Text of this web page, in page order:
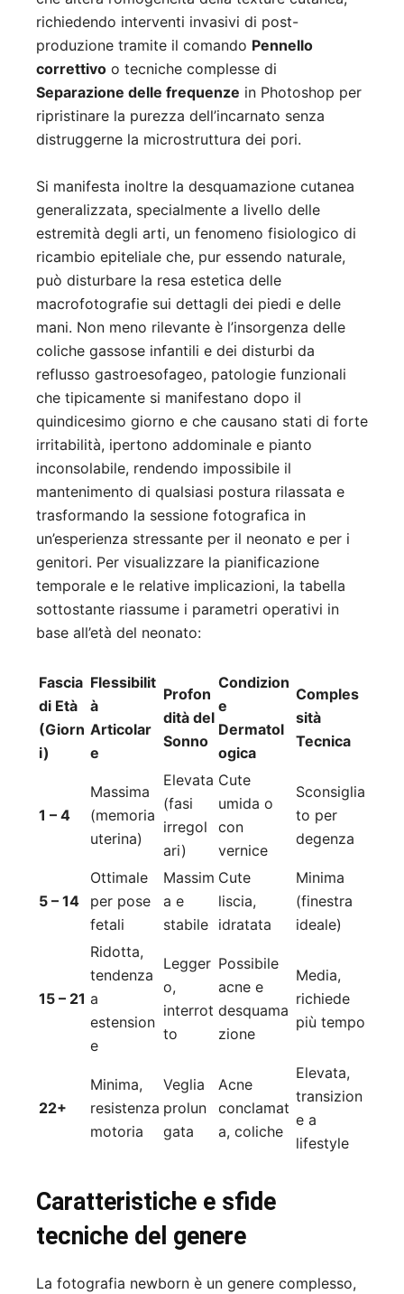
richiedendo interventi invasivi di post-
produzione tramite il comando Pennello
correttivo o tecniche complesse di
Separazione delle frequenze in Photoshop per
ripristinare la purezza dell’incarnato senza
distruggerne la microstruttura dei pori.
Si manifesta inoltre la desquamazione cutanea
generalizzata, specialmente a livello delle
estremità degli arti, un fenomeno fisiologico di
ricambio epiteliale che, pur essendo naturale,
può disturbare la resa estetica delle
macrofotografie sui dettagli dei piedi e delle
mani. Non meno rilevante è l’insorgenza delle
coliche gassose infantili e dei disturbi da
reflusso gastroesofageo, patologie funzionali
che tipicamente si manifestano dopo il
quindicesimo giorno e che causano stati di forte
irritabilità, ipertono addominale e pianto
inconsolabile, rendendo impossibile il
mantenimento di qualsiasi postura rilassata e
trasformando la sessione fotografica in
un’esperienza stressante per il neonato e per i
genitori. Per visualizzare la pianificazione
temporale e le relative implicazioni, la tabella
sottostante riassume i parametri operativi in
base all’età del neonato:
Fascia
di Età
(Giorn
i)
Flessibilit
à
Articolar
e
Profon
dità del
Sonno
Condizion
e
Dermatol
ogica
Comples
sità
Tecnica
1 – 4
Massima
(memoria
uterina)
Elevata
(fasi
irregol
ari)
Cute
umida o
con
vernice
Sconsiglia
to per
degenza
5 – 14
Ottimale
per pose
fetali
Massim
a e
stabile
Cute
liscia,
idratata
Minima
(finestra
ideale)
15 – 21
Ridotta,
tendenza
a
estension
e
Legger
o,
interrot
to
Possibile
acne e
desquama
zione
Media,
richiede
più tempo
22+
Minima,
resistenza
motoria
Veglia
prolun
gata
Acne
conclamat
a, coliche
Elevata,
transizion
e a
lifestyle
Caratteristiche e sfide
tecniche del genere
La fotografia newborn è un genere complesso,